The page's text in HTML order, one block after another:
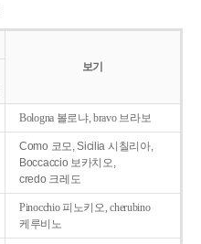
보기
Bologna 볼로냐, bravo 브라보
Como 코모, Sicilia 시칠리아,
Boccaccio 보카치오,
credo 크레도
Pinocchio 피노키오, cherubino
케루비노